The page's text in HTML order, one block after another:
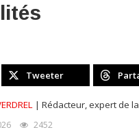
Tweeter
| Rédacteur, expert de
2452